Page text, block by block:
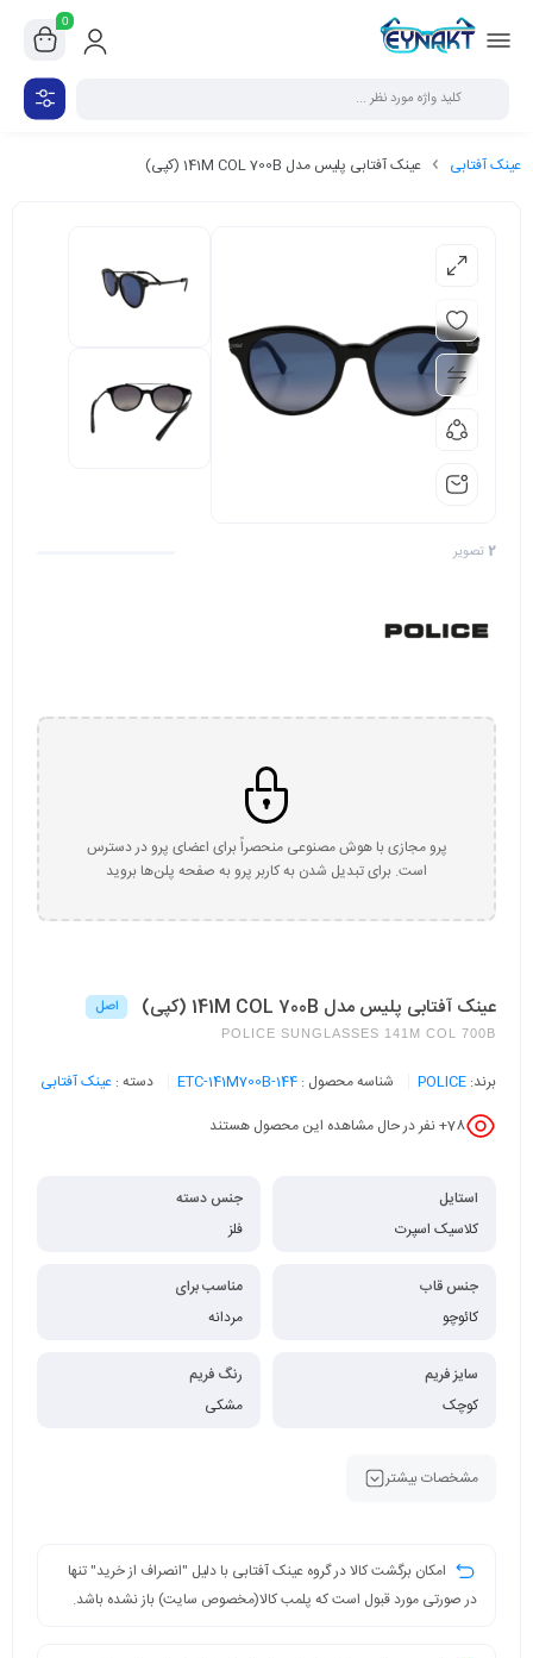
0
عینک آفتابی عینک آفتابی پلیس مدل 141M COL 700B (کپی)
2 تصویر
پرو مجازی با هوش مصنوعی منحصراً برای اعضای پرو در دسترس
است. برای تبدیل شدن به کاربر پرو به صفحه پلن‌ها بروید
عینک آفتابی پلیس مدل 141M COL 700B (کپی) اصل
POLICE SUNGLASSES 141M COL 700B
برند: POLICE شناسه محصول : ETC-141M700B-144 دسته : عینک آفتابی
78+ نفر در حال مشاهده این محصول هستند
استایل
کلاسیک اسپرت
جنس دسته
فلز
جنس قاب
کائوچو
مناسب برای
مردانه
سایز فریم
کوچک
رنگ فریم
مشکی
مشخصات بیشتر
امکان برگشت کالا در گروه عینک آفتابی با دلیل "انصراف از خرید" تنها
در صورتی مورد قبول است که پلمب کالا(مخصوص سایت) باز نشده باشد.